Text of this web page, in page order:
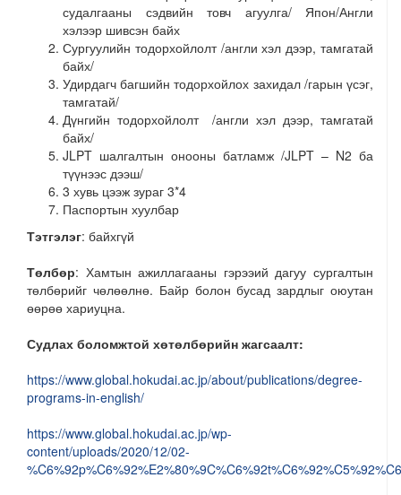
судалгааны сэдвийн товч агуулга/ Япон/Англи
хэлээр шивсэн байх
Сургуулийн тодорхойлолт /англи хэл дээр, тамгатай
байх/
Удирдагч багшийн тодорхойлох захидал /гарын үсэг,
тамгатай/
Дүнгийн тодорхойлолт /англи хэл дээр, тамгатай
байх/
JLPT шалгалтын онооны батламж /JLPT – N2 ба
түүнээс дээш/
3 хувь цээж зураг 3*4
Паспортын хуулбар
Тэтгэлэг: байхгүй
Төлбөр: Хамтын ажиллагааны гэрээий дагуу сургалтын
төлбөрийг чөлөөлнө. Байр болон бусад зардлыг оюутан
өөрөө хариуцна.
Судлах боломжтой хөтөлбөрийн жагсаалт:
https://www.global.hokudai.ac.jp/about/publications/degree-
programs-in-english/
https://www.global.hokudai.ac.jp/wp-
content/uploads/2020/12/02-